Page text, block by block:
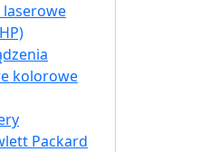
kolorowe
Packard